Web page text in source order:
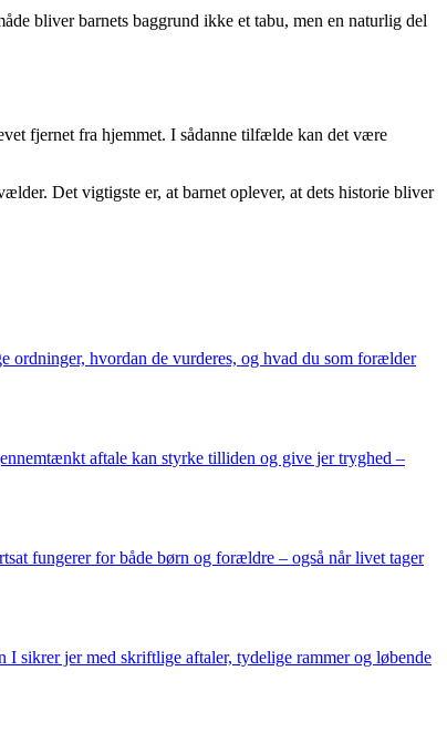
bliver barnets baggrund ikke et tabu, men en naturlig del
fjernet fra hjemmet. I sådanne tilfælde kan det være
Det vigtigste er, at barnet oplever, at dets historie bliver
hvordan de vurderes, og hvad du som forælder
aftale kan styrke tilliden og give jer tryghed –
fungerer for både børn og forældre – også når livet tager
sikrer jer med skriftlige aftaler, tydelige rammer og løbende